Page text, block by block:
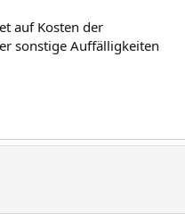
auf Kosten der
sonstige Auffälligkeiten